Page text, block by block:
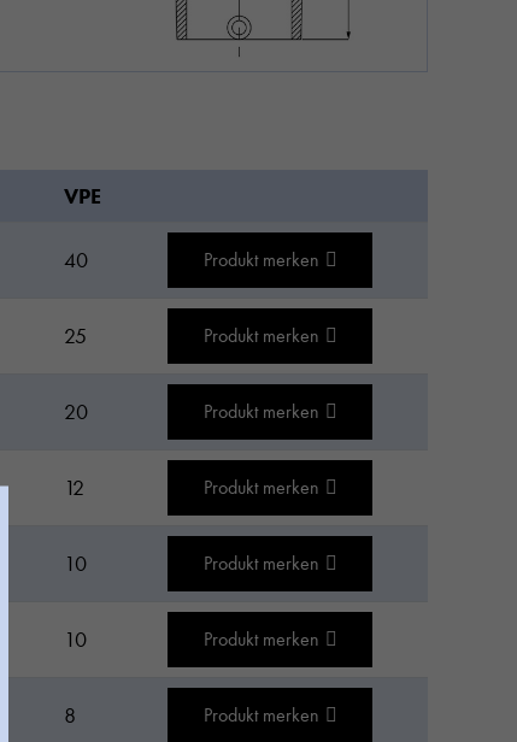
VPE
40 Produkt merken
25 Produkt merken
20 Produkt merken
12 Produkt merken
10 Produkt merken
10 Produkt merken
8 Produkt merken